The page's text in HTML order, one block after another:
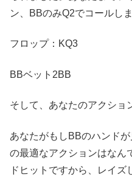
ン、BBのみQ2でコールしま
フロップ：KQ3
BBベット2BB
そして、あなたのアクショ
あなたがもしBBのハンド
の最適なアクションはなん
ドヒットですから、レイ